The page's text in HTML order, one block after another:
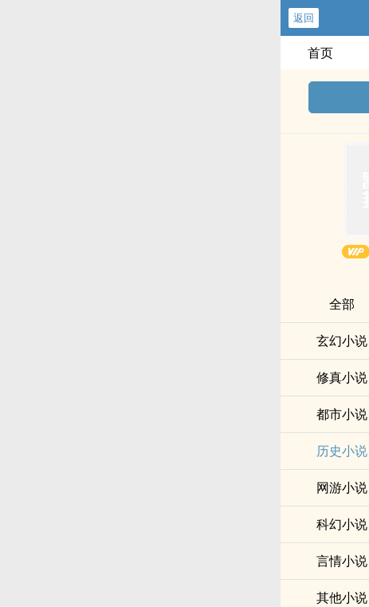
返回
首页
全部
玄幻小说
修真小说
都市小说
历史小说
网游小说
科幻小说
言情小说
其他小说